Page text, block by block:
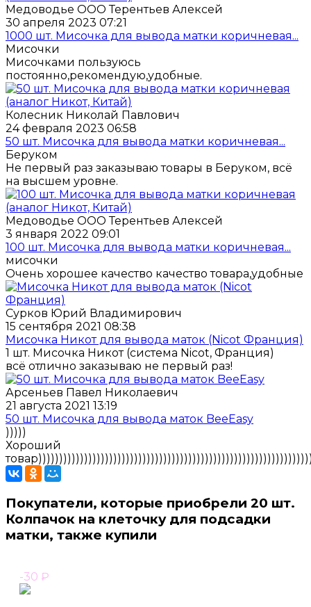
Медоводье ООО Терентьев Алексей
30 апреля 2023 07:21
1000 шт. Мисочка для вывода матки коричневая...
Мисочки
Мисочками пользуюсь
постоянно,рекомендую,удобные.
Колесник Николай Павлович
24 февраля 2023 06:58
50 шт. Мисочка для вывода матки коричневая...
Беруком
Не первый раз заказываю товары в Беруком, всё
на высшем уровне.
Медоводье ООО Терентьев Алексей
3 января 2022 09:01
100 шт. Мисочка для вывода матки коричневая...
мисочки
Очень хорошее качество качество товара,удобные
Сурков Юрий Владимирович
15 сентября 2021 08:38
Мисочка Никот для вывода маток (Nicot Франция)
1 шт. Мисочка Никот (система Nicot, Франция)
всё отлично заказываю не первый раз!
Арсеньев Павел Николаевич
21 августа 2021 13:19
50 шт. Мисочка для вывода маток BeeEasy
)))))
Хороший
Покупатели, которые приобрели 20 шт.
Колпачок на клеточку для подсадки
матки, также купили
-30 ₽